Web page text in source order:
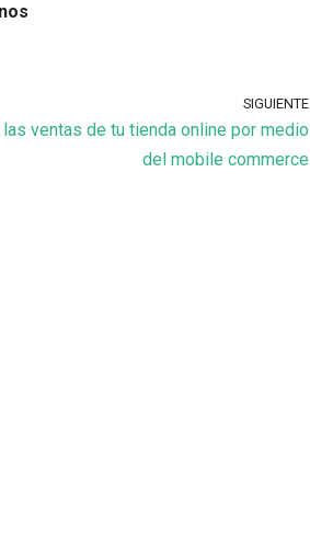
SIGUIENTE
ventas de tu tienda online por medio
del mobile commerce